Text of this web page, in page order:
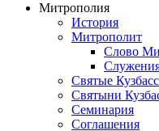
Митрополия
История
Митрополит
Слово
Святые
Святыни
Семинария
Соглашения